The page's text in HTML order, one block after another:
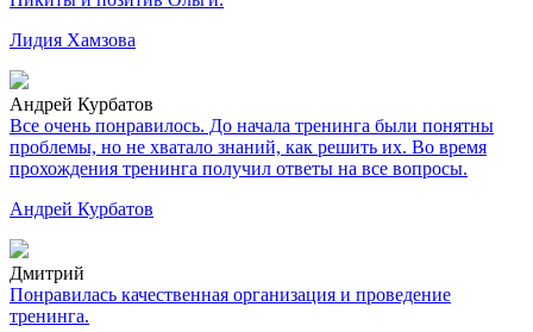
Лидия Хамзова
Андрей Курбатов
Все очень понравилось. До начала тренинга были понятны
проблемы, но не хватало знаний, как решить их. Во время
прохождения тренинга получил ответы на все вопросы.
Андрей Курбатов
Дмитрий
Понравилась качественная организация и проведение
тренинга.